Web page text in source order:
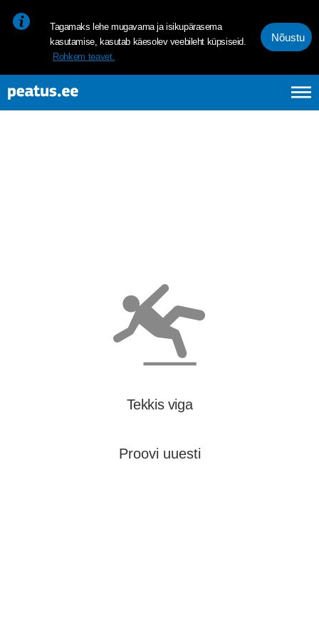
Tagamaks lehe mugavama ja isikupärasema
kasutamise, kasutab käesolev veebileht küpsiseid.
Rohkem teavet.
Nõustu
Tekkis viga
Proovi uuesti